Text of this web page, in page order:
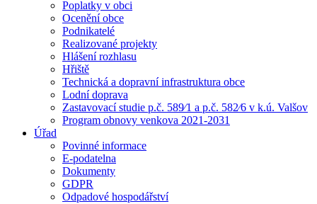
Poplatky v obci
Ocenění obce
Podnikatelé
Realizované projekty
Hlášení rozhlasu
Hřiště
Technická a dopravní infrastruktura obce
Lodní doprava
Zastavovací studie p.č. 589⁄1 a p.č. 582⁄6 v k.ú. Valšov
Program obnovy venkova 2021-2031
Úřad
Povinné informace
E-podatelna
Dokumenty
GDPR
Odpadové hospodářství